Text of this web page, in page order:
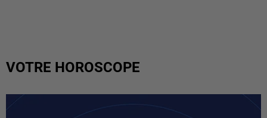
VOTRE HOROSCOPE